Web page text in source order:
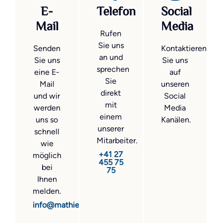
E-
Mail
Senden
Sie uns
eine E-
Mail
und wir
werden
uns so
schnell
wie
möglich
bei
Ihnen
melden.
info@mathier.com
Telefon
Rufen
Sie uns
an und
sprechen
Sie
direkt
mit
einem
unserer
Mitarbeiter.
+41 27
455 75
75
Social
Media
Kontaktieren
Sie uns
auf
unseren
Social
Media
Kanälen.